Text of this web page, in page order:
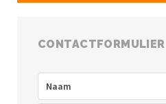
CONTACTFORMULIER